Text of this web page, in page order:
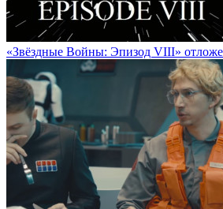
«Звёздные Войны: Эпизод VIII»